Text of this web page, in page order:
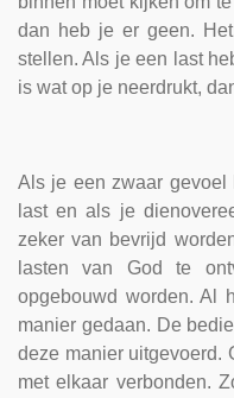
dan heb je er geen.
stellen. Als je een last
is wat op je neerdrukt,
Als je een zwaar
last en als je
zeker van bevrijd
lasten van God te
opgebouwd worden. Al
manier gedaan. De
deze manier uitgevoerd.
met elkaar verbonden.